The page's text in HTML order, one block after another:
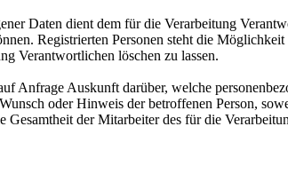
Daten dient dem für die Verarbeitung
Registrierten Personen steht die
Verantwortlichen löschen zu lassen.
Anfrage Auskunft darüber, welche
oder Hinweis der betroffenen Person,
der Mitarbeiter des für die